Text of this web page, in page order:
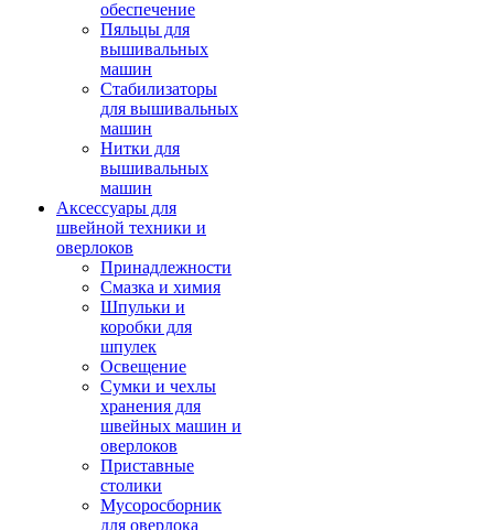
обеспечение
Пяльцы для
вышивальных
машин
Стабилизаторы
для вышивальных
машин
Нитки для
вышивальных
машин
Аксессуары для
швейной техники и
оверлоков
Принадлежности
Смазка и химия
Шпульки и
коробки для
шпулек
Освещение
Сумки и чехлы
хранения для
швейных машин и
оверлоков
Приставные
столики
Мусоросборник
для оверлока